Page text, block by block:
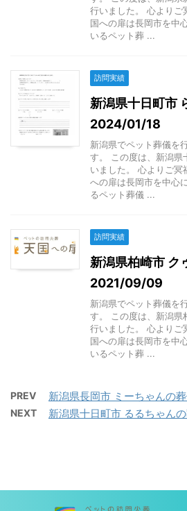
行いました。 心よりご
国への扉は長岡市を中
いるペット葬 ...
訪問実績
新潟県十日町市
2024/01/18
新潟県でペット葬儀を
す。 この度は、新潟県
いました。 心よりご冥
への扉は長岡市を中心
るペット葬儀 ...
訪問実績
新潟県柏崎市
2021/09/09
新潟県でペット葬儀を
す。 この度は、新潟県
行いました。 心よりご
国への扉は長岡市を中
いるペット葬 ...
PREV 新潟県長岡市 ミーちゃん
NEXT 新潟県十日町市 るるちゃ